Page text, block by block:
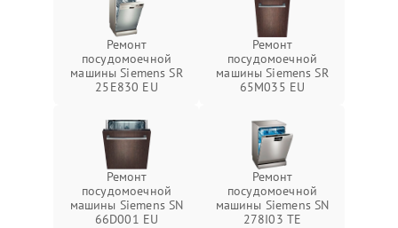
Ремонт
посудомоечной
машины Siemens SR
25E830 EU
Ремонт
посудомоечной
машины Siemens SR
65M035 EU
Ремонт
посудомоечной
машины Siemens SN
66D001 EU
Ремонт
посудомоечной
машины Siemens SN
278I03 TE